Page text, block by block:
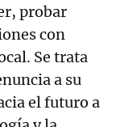
probar
con
Se trata
a su
el futuro a